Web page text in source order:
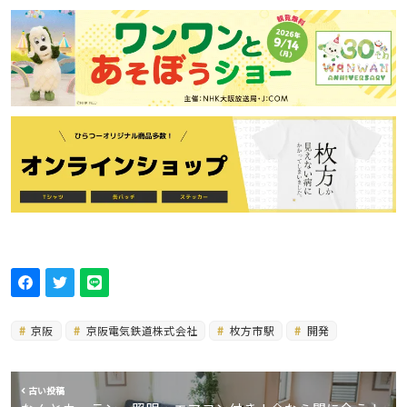
京阪 京阪電気鉄道株式会社 枚方市駅 開発
古い投稿